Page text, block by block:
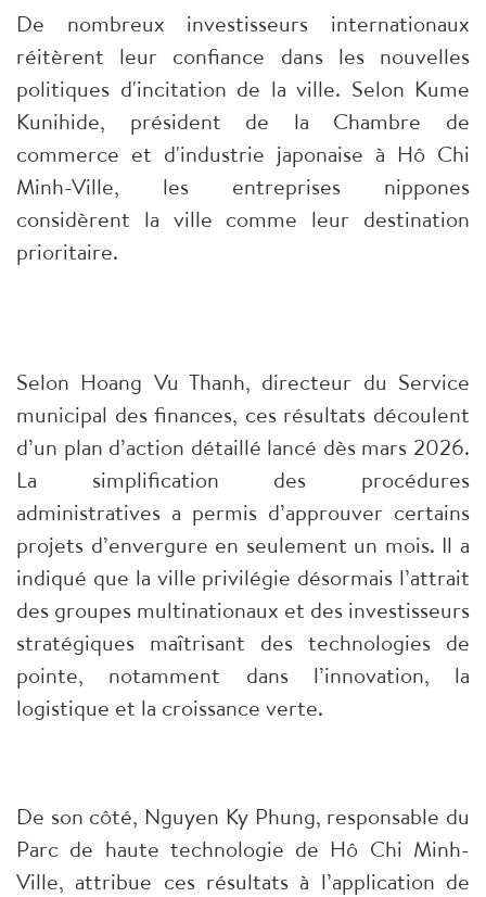
De nombreux investisseurs internationaux
réitèrent leur confiance dans les nouvelles
politiques d'incitation de la ville. Selon Kume
Kunihide, président de la Chambre de
commerce et d'industrie japonaise à Hô Chi
Minh-Ville, les entreprises nippones
considèrent la ville comme leur destination
prioritaire.
Selon Hoang Vu Thanh, directeur du Service
municipal des finances, ces résultats découlent
d’un plan d’action détaillé lancé dès mars 2026.
La simplification des procédures
administratives a permis d’approuver certains
projets d’envergure en seulement un mois. Il a
indiqué que la ville privilégie désormais l’attrait
des groupes multinationaux et des investisseurs
stratégiques maîtrisant des technologies de
pointe, notamment dans l’innovation, la
logistique et la croissance verte.
De son côté, Nguyen Ky Phung, responsable du
Parc de haute technologie de Hô Chi Minh-
Ville, attribue ces résultats à l’application de